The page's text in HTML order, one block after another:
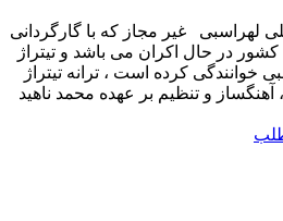
لهراسبی غیر مجاز که با گارگردانی
کشور در حال اکران می باشد و تیتراژ
خوانندگی کرده است ، ترانه تیتراژ
و تنظیم بر عهده محمد ناهید